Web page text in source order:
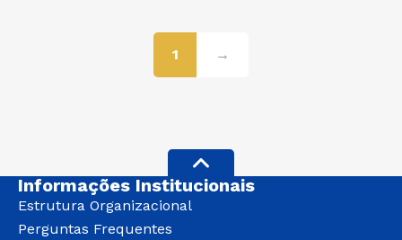
1 →
Informações Institucionais
Estrutura Organizacional
Perguntas Frequentes